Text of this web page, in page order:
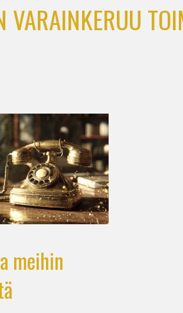
VARAINKERUU
meihin